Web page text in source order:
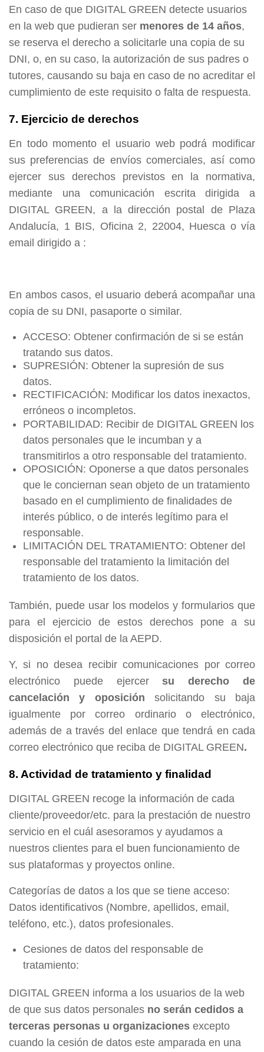
En caso de que DIGITAL GREEN detecte usuarios
en la web que pudieran ser menores de 14 años,
se reserva el derecho a solicitarle una copia de su
DNI, o, en su caso, la autorización de sus padres o
tutores, causando su baja en caso de no acreditar el
cumplimiento de este requisito o falta de respuesta.
7. Ejercicio de derechos
En todo momento el usuario web podrá modificar
sus preferencias de envíos comerciales, así como
ejercer sus derechos previstos en la normativa,
mediante una comunicación escrita dirigida a
DIGITAL GREEN, a la dirección postal de Plaza
Andalucía, 1 BIS, Oficina 2, 22004, Huesca o vía
email dirigido a :
En ambos casos, el usuario deberá acompañar una
copia de su DNI, pasaporte o similar.
ACCESO: Obtener confirmación de si se están
tratando sus datos.
SUPRESIÓN: Obtener la supresión de sus
datos.
RECTIFICACIÓN: Modificar los datos inexactos,
erróneos o incompletos.
PORTABILIDAD: Recibir de DIGITAL GREEN los
datos personales que le incumban y a
transmitirlos a otro responsable del tratamiento.
OPOSICIÓN: Oponerse a que datos personales
que le conciernan sean objeto de un tratamiento
basado en el cumplimiento de finalidades de
interés público, o de interés legítimo para el
responsable.
LIMITACIÓN DEL TRATAMIENTO: Obtener del
responsable del tratamiento la limitación del
tratamiento de los datos.
También, puede usar los modelos y formularios que
para el ejercicio de estos derechos pone a su
disposición el portal de la AEPD.
Y, si no desea recibir comunicaciones por correo
electrónico puede ejercer su derecho de
cancelación y oposición solicitando su baja
igualmente por correo ordinario o electrónico,
además de a través del enlace que tendrá en cada
correo electrónico que reciba de DIGITAL GREEN.
8. Actividad de tratamiento y finalidad
DIGITAL GREEN recoge la información de cada
cliente/proveedor/etc. para la prestación de nuestro
servicio en el cuál asesoramos y ayudamos a
nuestros clientes para el buen funcionamiento de
sus plataformas y proyectos online.
Categorías de datos a los que se tiene acceso:
Datos identificativos (Nombre, apellidos, email,
teléfono, etc.), datos profesionales.
Cesiones de datos del responsable de
tratamiento:
DIGITAL GREEN informa a los usuarios de la web
de que sus datos personales no serán cedidos a
terceras personas u organizaciones excepto
cuando la cesión de datos este amparada en una